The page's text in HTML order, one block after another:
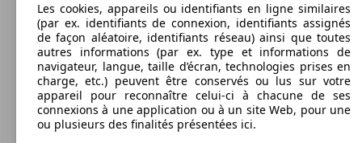
Les cookies, appareils ou identifiants en ligne similaires
(par ex. identifiants de connexion, identifiants assignés
de façon aléatoire, identifiants réseau) ainsi que toutes
autres informations (par ex. type et informations de
navigateur, langue, taille d’écran, technologies prises en
charge, etc.) peuvent être conservés ou lus sur votre
appareil pour reconnaître celui-ci à chacune de ses
connexions à une application ou à un site Web, pour une
ou plusieurs des finalités présentées ici.